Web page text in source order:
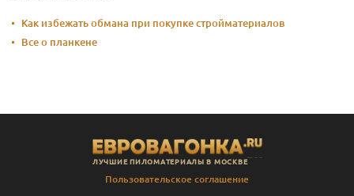
Как избежать обмана при покупке стройматериалов
Все о планкене
ЛУЧШИЕ ПИЛОМАТЕРИАЛЫ В МОСКВЕ
Пользовательское соглашение